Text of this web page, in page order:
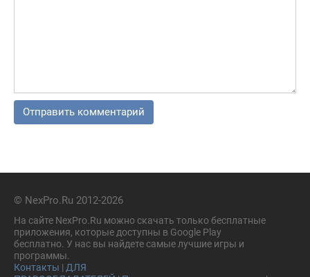
© NexPro.Ru 2012-2026
На сайте NexPro.Ru можно скачать только бесплатные
приложения, которые доступны в Google Play
бесплатно. У нас вы найдете самые лучшие игры и
программы.
Контакты | ДЛЯ